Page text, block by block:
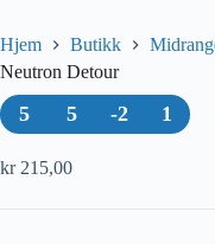
Hjem Butikk
Neutron Detour
5 5 -2 1
kr215,00